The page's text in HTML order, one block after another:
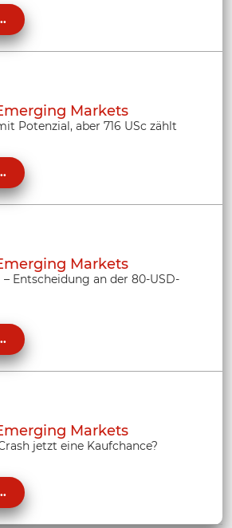
Markets
Potenzial, aber 716 USc zählt
Markets
– Entscheidung an der 80-USD-
Markets
jetzt eine Kaufchance?